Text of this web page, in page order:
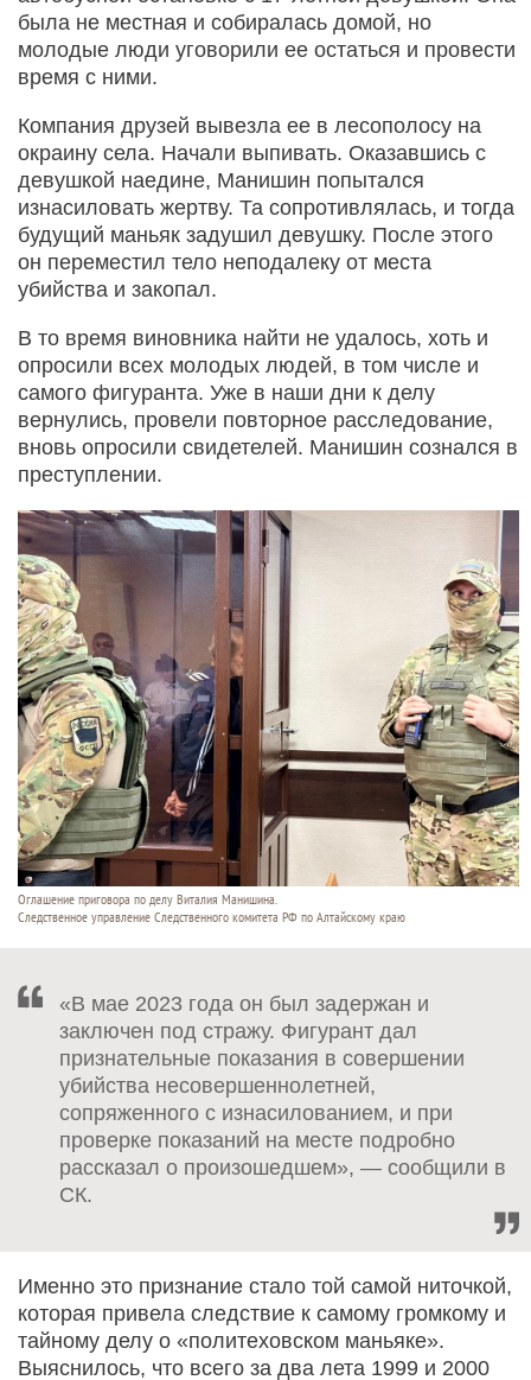
была не местная и собиралась домой, но
молодые люди уговорили ее остаться и провести
время с ними.
Компания друзей вывезла ее в лесополосу на
окраину села. Начали выпивать. Оказавшись с
девушкой наедине, Манишин попытался
изнасиловать жертву. Та сопротивлялась, и тогда
будущий маньяк задушил девушку. После этого
он переместил тело неподалеку от места
убийства и закопал.
В то время виновника найти не удалось, хоть и
опросили всех молодых людей, в том числе и
самого фигуранта. Уже в наши дни к делу
вернулись, провели повторное расследование,
вновь опросили свидетелей. Манишин сознался в
преступлении.
Оглашение приговора по делу Виталия Манишина.
Следственное управление Следственного комитета РФ по Алтайскому краю
«В мае 2023 года он был задержан и
заключен под стражу. Фигурант дал
признательные показания в совершении
убийства несовершеннолетней,
сопряженного с изнасилованием, и при
проверке показаний на месте подробно
рассказал о произошедшем», — сообщили в
СК.
Именно это признание стало той самой ниточкой,
которая привела следствие к самому громкому и
тайному делу о «политеховском маньяке».
Выяснилось, что всего за два лета 1999 и 2000